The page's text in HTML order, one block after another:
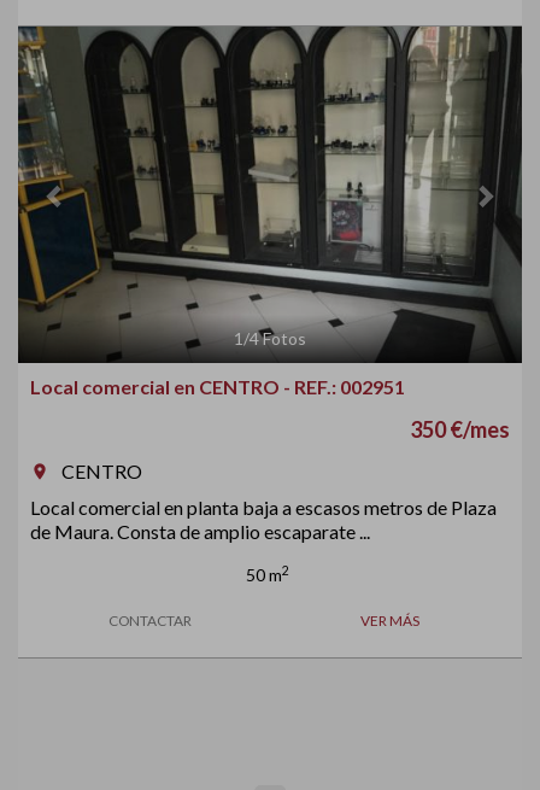
Previous Next
1/4Fotos
Local comercial en CENTRO - REF.: 002951
350 €/mes
room
CENTRO
Local comercial en planta baja a escasos metros de Plaza
de Maura. Consta de amplio escaparate ...
50 m2
CONTACTAR VER MÁS